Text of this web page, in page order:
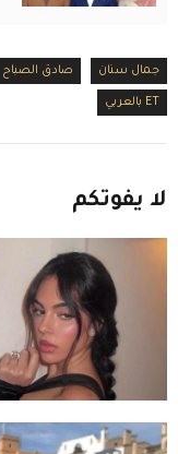
جمال سنان صادق الصباح
ET بالعربي
لا يفوتكم